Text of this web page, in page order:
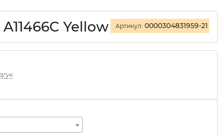
Yellow Артикул: 0000304831959-21